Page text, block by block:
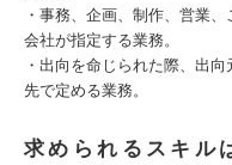
・事務、企画、制作、営業
会社が指定する業務。
・出向を命じられた際、出
先で定める業務。
求められるスキル